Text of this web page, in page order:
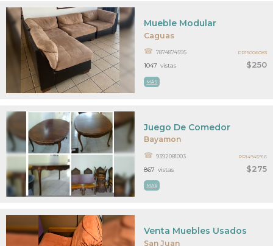
Caguas
$250
Mueble Modular
7874874595
MAS
1047 vistas
PR15006083
Bayamon
$275
Juego De Comedor
9392081003
MAS
867 vistas
PR14945916
San Juan
Venta Muebles Usados